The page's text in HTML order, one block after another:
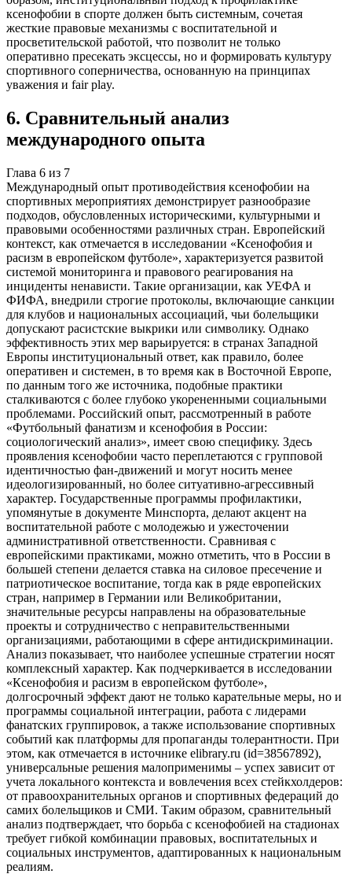
ксенофобии в спорте должен быть системным, сочетая
жесткие правовые механизмы с воспитательной и
просветительской работой, что позволит не только
оперативно пресекать эксцессы, но и формировать культуру
спортивного соперничества, основанную на принципах
уважения и fair play.
6. Сравнительный анализ
международного опыта
Глава 6 из 7
Международный опыт противодействия ксенофобии на
спортивных мероприятиях демонстрирует разнообразие
подходов, обусловленных историческими, культурными и
правовыми особенностями различных стран. Европейский
контекст, как отмечается в исследовании «Ксенофобия и
расизм в европейском футболе», характеризуется развитой
системой мониторинга и правового реагирования на
инциденты ненависти. Такие организации, как УЕФА и
ФИФА, внедрили строгие протоколы, включающие санкции
для клубов и национальных ассоциаций, чьи болельщики
допускают расистские выкрики или символику. Однако
эффективность этих мер варьируется: в странах Западной
Европы институциональный ответ, как правило, более
оперативен и системен, в то время как в Восточной Европе,
по данным того же источника, подобные практики
сталкиваются с более глубоко укорененными социальными
проблемами. Российский опыт, рассмотренный в работе
«Футбольный фанатизм и ксенофобия в России:
социологический анализ», имеет свою специфику. Здесь
проявления ксенофобии часто переплетаются с групповой
идентичностью фан-движений и могут носить менее
идеологизированный, но более ситуативно-агрессивный
характер. Государственные программы профилактики,
упомянутые в документе Минспорта, делают акцент на
воспитательной работе с молодежью и ужесточении
административной ответственности. Сравнивая с
европейскими практиками, можно отметить, что в России в
большей степени делается ставка на силовое пресечение и
патриотическое воспитание, тогда как в ряде европейских
стран, например в Германии или Великобритании,
значительные ресурсы направлены на образовательные
проекты и сотрудничество с неправительственными
организациями, работающими в сфере антидискриминации.
Анализ показывает, что наиболее успешные стратегии носят
комплексный характер. Как подчеркивается в исследовании
«Ксенофобия и расизм в европейском футболе»,
долгосрочный эффект дают не только карательные меры, но и
программы социальной интеграции, работа с лидерами
фанатских группировок, а также использование спортивных
событий как платформы для пропаганды толерантности. При
этом, как отмечается в источнике elibrary.ru (id=38567892),
универсальные решения малоприменимы – успех зависит от
учета локального контекста и вовлечения всех стейкхолдеров:
от правоохранительных органов и спортивных федераций до
самих болельщиков и СМИ. Таким образом, сравнительный
анализ подтверждает, что борьба с ксенофобией на стадионах
требует гибкой комбинации правовых, воспитательных и
социальных инструментов, адаптированных к национальным
реалиям.